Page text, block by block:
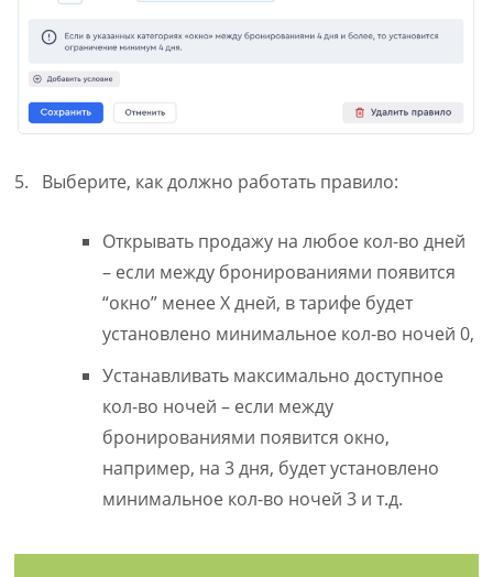
5. Выберите, как должно работать правило:
Открывать продажу на любое кол-во дней
– если между бронированиями появится
“окно” менее Х дней, в тарифе будет
установлено минимальное кол-во ночей 0,
Устанавливать максимально доступное
кол-во ночей – если между
бронированиями появится окно,
например, на 3 дня, будет установлено
минимальное кол-во ночей 3 и т.д.